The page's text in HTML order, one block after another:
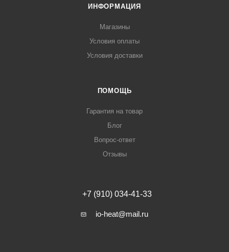
ИНФОРМАЦИЯ
Магазины
Условия оплаты
Условия доставки
ПОМОЩЬ
Гарантия на товар
Блог
Вопрос-ответ
Отзывы
+7 (910) 034-41-33
io-heat@mail.ru